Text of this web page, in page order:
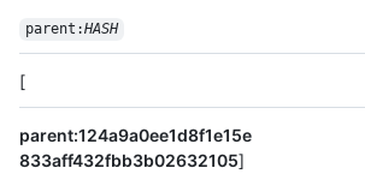
parent:HASH
[
parent:124a9a0ee1d8f1e15e
833aff432fbb3b02632105]